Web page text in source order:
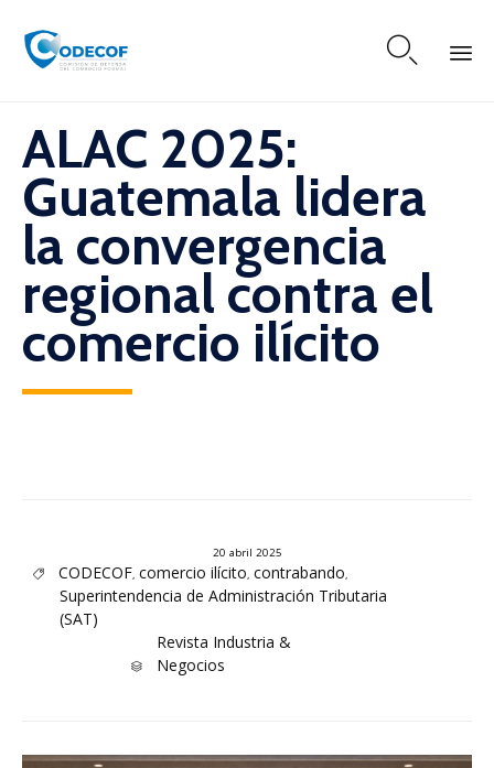

to
content
ALAC 2025:
Guatemala lidera
la convergencia
regional contra el
comercio ilícito
20 abril 2025
 Tags
CODECOF, comercio ilícito, contrabando,
Superintendencia de Administración Tributaria
(SAT)

Category
Revista Industria &
Negocios